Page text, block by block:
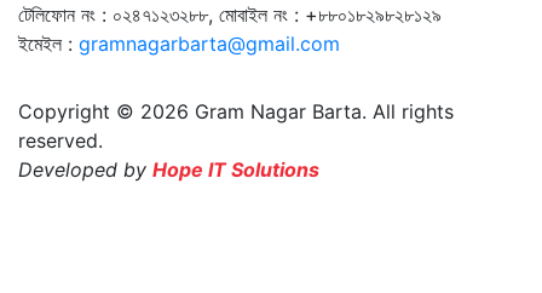
টেলিফোন নং : ০২৪৭১২৩২৮৮, মোবাইল নং : +৮৮০১৮২৯৮২৮১২৯
ইমেইল : gramnagarbarta@gmail.com
Copyright © 2026 Gram Nagar Barta. All rights
reserved.
Developed by Hope IT Solutions